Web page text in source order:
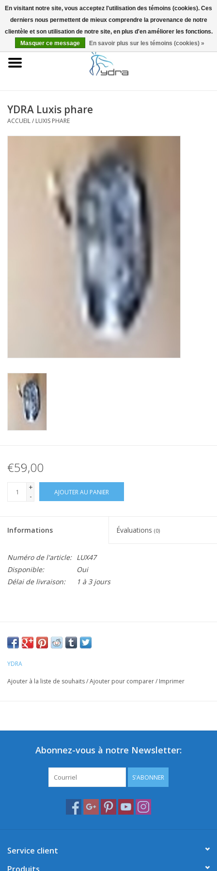
EUR
Accueil
YDRA Luxis phare
ACCUEIL/ LUXIS PHARE
€59,00
+
-
AJOUTER AU PANIER
Informations Évaluations (0)
Numéro de l'article: LUX47
Disponible:
Oui
Délai de livraison:
1 à 3 jours
YDRA
Ajouter à la liste de souhaits/Ajouter pour comparer/ Imprimer
Abonnez-vous à notre Newsletter:
S'ABONNER
Service client
En visitant notre site, vous acceptez l'utilisation des témoins (cookies). Ces
derniers nous permettent de mieux comprendre la provenance de notre
clientèle et son utilisation de notre site, en plus d'en améliorer les fonctions.
Masquer ce message
En savoir plus sur les témoins (cookies) »